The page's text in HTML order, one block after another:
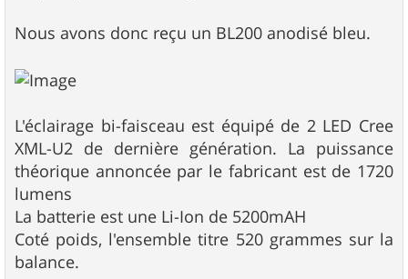
Nous avons donc reçu un BL200 anodisé bleu.
L'éclairage bi-faisceau est équipé de 2 LED Cree
XML-U2 de dernière génération. La puissance
théorique annoncée par le fabricant est de 1720
lumens
La batterie est une Li-Ion de 5200mAH
Coté poids, l'ensemble titre 520 grammes sur la
balance.